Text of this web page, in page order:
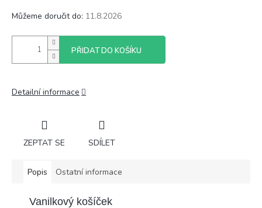
Můžeme doručit do: 11.8.2026
PŘIDAT DO KOŠÍKU
Detailní informace
ZEPTAT SE SDÍLET
Popis Ostatní informace
Vanilkový košíček